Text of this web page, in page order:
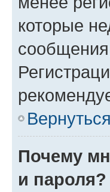
которые
Почему
и пароля?